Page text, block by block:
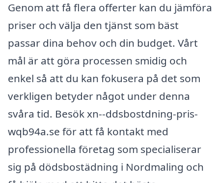
Genom att få flera offerter kan du jämföra
priser och välja den tjänst som bäst
passar dina behov och din budget. Vårt
mål är att göra processen smidig och
enkel så att du kan fokusera på det som
verkligen betyder något under denna
svåra tid. Besök xn--ddsbostdning-pris-
wqb94a.se för att få kontakt med
professionella företag som specialiserar
sig på dödsbostädning i Nordmaling och